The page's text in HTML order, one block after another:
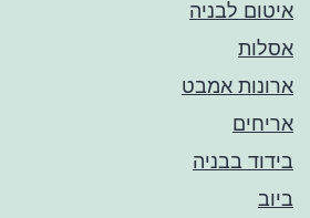
איטום לבניה
אסלות
ארונות אמבט
אריחים
בידוד בבניה
ביוב